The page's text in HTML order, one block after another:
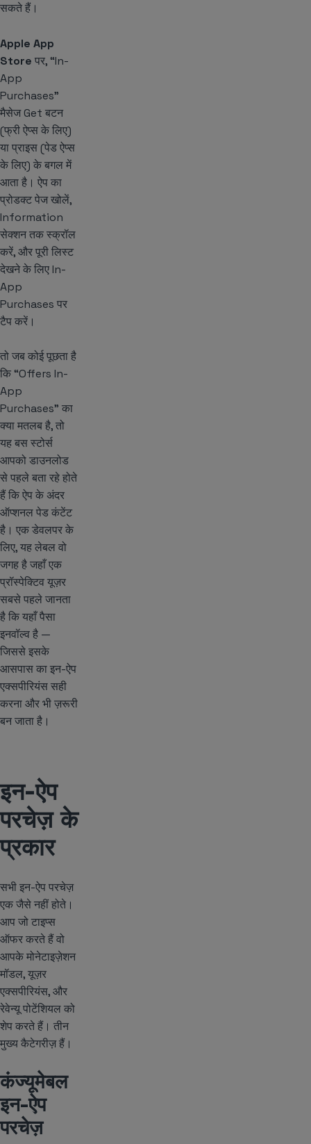
सकते हैं।
Apple App
Store पर, “In-
App
Purchases”
मैसेज Get बटन
(फ्री ऐप्स के लिए)
या प्राइस (पेड ऐप्स
के लिए) के बगल में
आता है। ऐप का
प्रोडक्ट पेज खोलें,
Information
सेक्शन तक स्क्रॉल
करें, और पूरी लिस्ट
देखने के लिए In-
App
Purchases पर
टैप करें।
तो जब कोई पूछता है
कि “Offers In-
App
Purchases” का
क्या मतलब है, तो
यह बस स्टोर्स
आपको डाउनलोड
से पहले बता रहे होते
हैं कि ऐप के अंदर
ऑप्शनल पेड कंटेंट
है। एक डेवलपर के
लिए, यह लेबल वो
जगह है जहाँ एक
प्रॉस्पेक्टिव यूज़र
सबसे पहले जानता
है कि यहाँ पैसा
इनवॉल्व है —
जिससे इसके
आसपास का इन-ऐप
एक्सपीरियंस सही
करना और भी ज़रूरी
बन जाता है।
इन-ऐप
परचेज़ के
प्रकार
सभी इन-ऐप परचेज़
एक जैसे नहीं होते।
आप जो टाइप्स
ऑफर करते हैं वो
आपके मोनेटाइज़ेशन
मॉडल, यूज़र
एक्सपीरियंस, और
रेवेन्यू पोटेंशियल को
शेप करते हैं। तीन
मुख्य कैटेगरीज़ हैं।
कंज्यूमेबल
इन-ऐप
परचेज़